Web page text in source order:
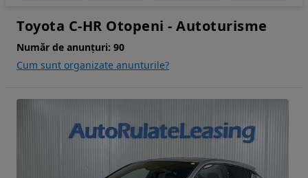
Toyota C-HR Otopeni - Autoturisme
Număr de anunțuri: 90
Cum sunt organizate anunturile?